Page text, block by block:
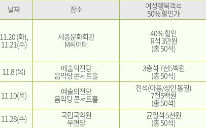
날짜 장소 여성행복객석
50% 할인가
11.20 (화),
11.21(수)
세종문화회관
M씨어터
40% 할인
R석 3만원
(총 50석)
11.8 (목) 예술의전당
음악당 콘서트홀
3층석 7천5백원
(총 50석)
11.10(토) 예술의전당
음악당 콘서트홀
전석(아동/성인 동일)
7천5백원
(총 50석)
11.28(수) 국립국악원
우면당
균일석 5천원
(총 50석)